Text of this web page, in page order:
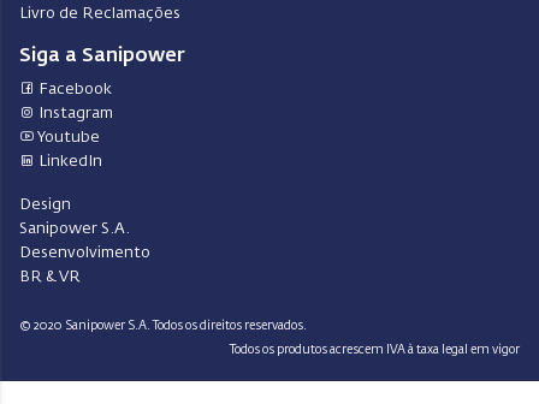
Livro de Reclamações
Siga a Sanipower
Facebook
Instagram
Youtube
LinkedIn
Design
Sanipower S.A.
Desenvolvimento
BR & VR
© 2020 Sanipower S.A. Todos os direitos reservados.
Todos os produtos acrescem IVA à taxa legal em vigor